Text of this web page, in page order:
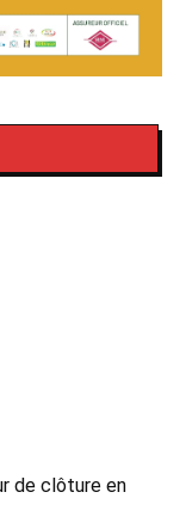
de clôture en